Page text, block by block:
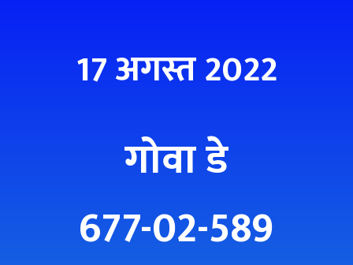
गोवा डे
17 अगस्त 2022
677-02-589